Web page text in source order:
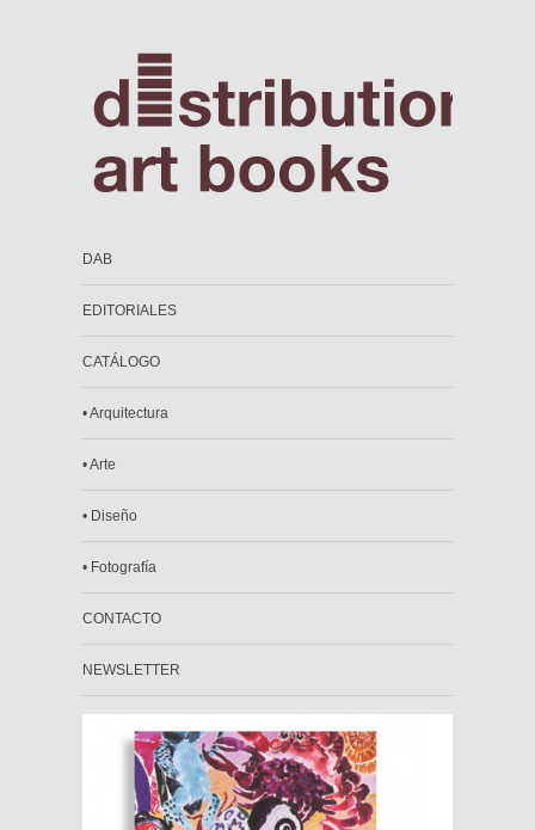
DAB
EDITORIALES
CATÁLOGO
• Arquitectura
• Arte
• Diseño
• Fotografía
CONTACTO
NEWSLETTER